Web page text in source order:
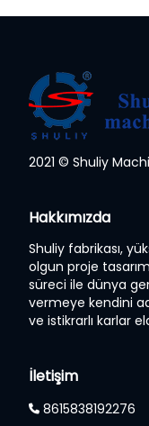
2021 © Shuliy
Hakkımızda
Shuliy fabrikası,
olgun proje
süreci ile dünya
vermeye kendini
ve istikrarlı karlar
İletişim
8615838192276